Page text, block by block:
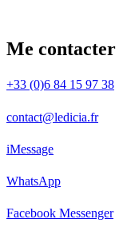
Me contacter
+33 (0)6 84 15 97 38
contact@ledicia.fr
iMessage
WhatsApp
Facebook Messenger